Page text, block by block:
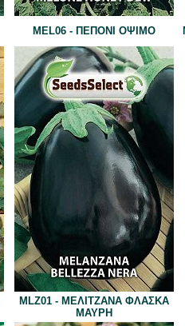
MΕL06 - ΠΕΠΟΝΙ ΟΨΙΜΟ
MLZ01 - ΜΕΛΙΤΖΑΝΑ ΦΛΑΣΚΑ
ΜΑΥΡΗ